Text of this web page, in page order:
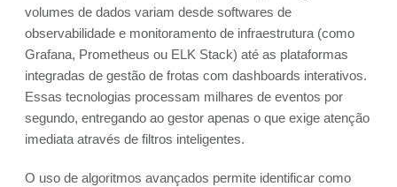
volumes de dados variam desde softwares de
observabilidade e monitoramento de infraestrutura (como
Grafana, Prometheus ou ELK Stack) até as plataformas
integradas de gestão de frotas com dashboards interativos.
Essas tecnologias processam milhares de eventos por
segundo, entregando ao gestor apenas o que exige atenção
imediata através de filtros inteligentes.
O uso de algoritmos avançados permite identificar como